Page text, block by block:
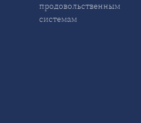
продовольственным
системам